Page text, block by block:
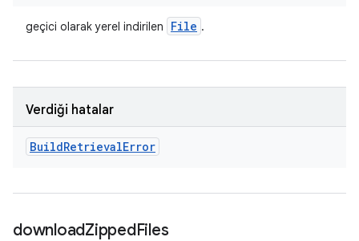
geçici olarak yerel indirilen File .
Verdiği hatalar
BuildRetrievalError
downloadZippedFiles